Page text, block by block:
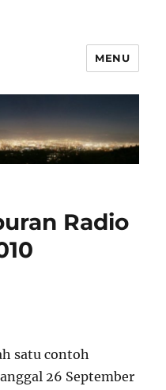
MENU
Radio
satu contoh
26 September